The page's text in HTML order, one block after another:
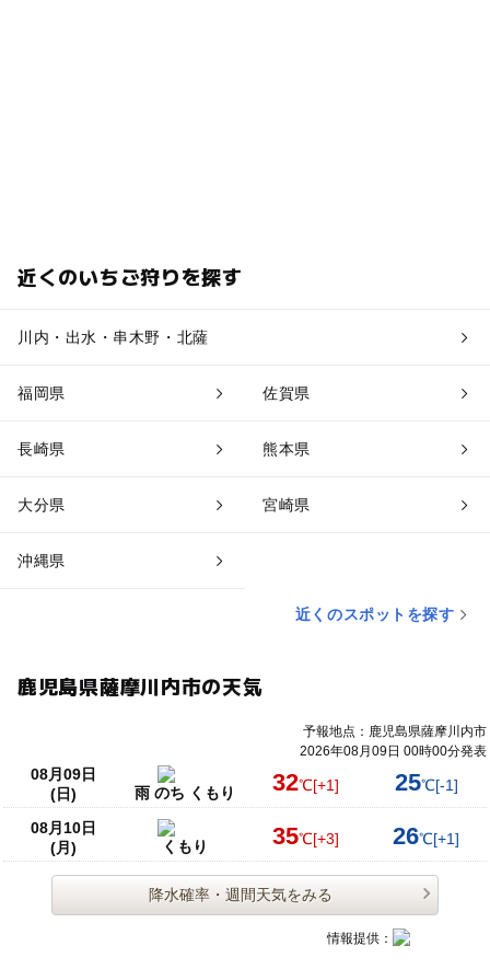
近くのいちご狩りを探す
川内・出水・串木野・北薩
福岡県 佐賀県
長崎県 熊本県
大分県 宮崎県
沖縄県
近くのスポットを探す
鹿児島県薩摩川内市の天気
予報地点：鹿児島県薩摩川内市
2026年08月09日 00時00分発表
08月09日
(日)
雨 のち くもり 32℃[+1] 25℃[-1]
08月10日
(月)
くもり 35℃[+3] 26℃[+1]
降水確率・週間天気をみる
情報提供：